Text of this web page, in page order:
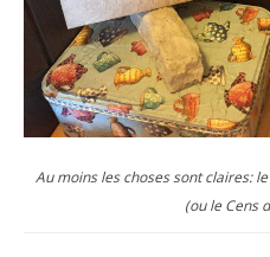
Au moins les choses sont claires:
(ou le Cens